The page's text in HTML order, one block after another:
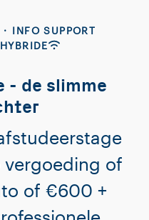
· INFO SUPPORT
HYBRIDE
- de slimme
of
of €600 +